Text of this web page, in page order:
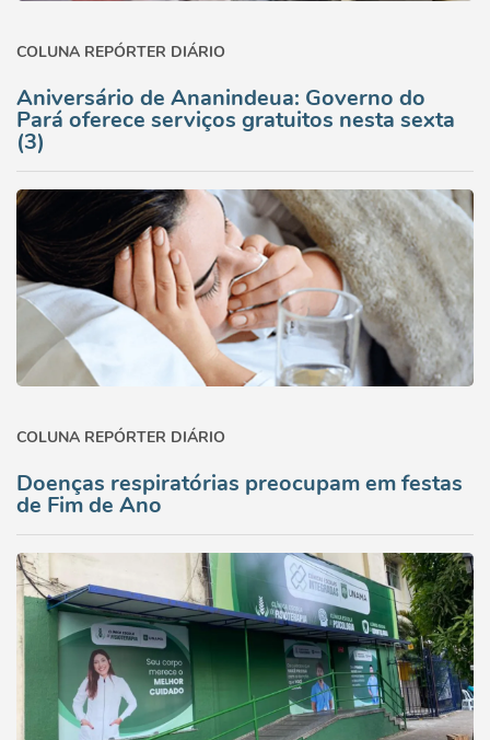
COLUNA REPÓRTER DIÁRIO
Aniversário de Ananindeua: Governo do
Pará oferece serviços gratuitos nesta sexta
(3)
COLUNA REPÓRTER DIÁRIO
Doenças respiratórias preocupam em festas
de Fim de Ano